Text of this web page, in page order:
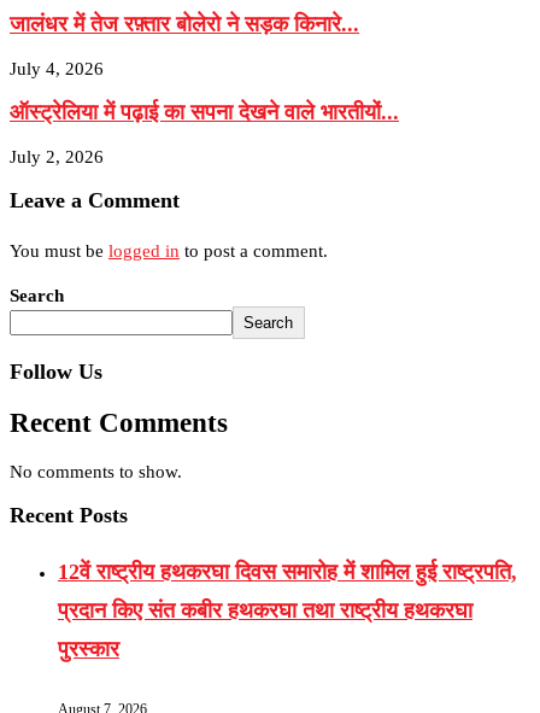
जालंधर में तेज रफ़्तार बोलेरो ने सड़क किनारे...
July 4, 2026
ऑस्ट्रेलिया में पढ़ाई का सपना देखने वाले भारतीयों...
July 2, 2026
Leave a Comment
You must be logged in to post a comment.
Search
Search
Follow Us
Recent Comments
No comments to show.
Recent Posts
12वें राष्ट्रीय हथकरघा दिवस समारोह में शामिल हुई राष्ट्रपति,
प्रदान किए संत कबीर हथकरघा तथा राष्ट्रीय हथकरघा
पुरस्कार